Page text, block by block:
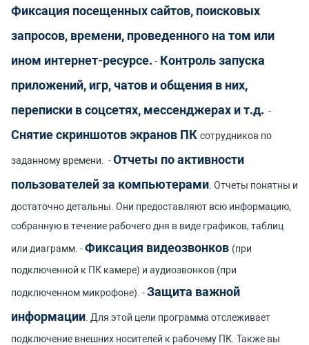
Фиксация посещенных сайтов, поисковых
запросов, времени, проведенного на том или
ином интернет-ресурсе. - Контроль запуска
приложений, игр, чатов и общения в них,
переписки в соцсетях, мессенджерах и т.д. -
Снятие скриншотов экранов ПК сотрудников по
заданному времени. -Отчеты по активности
пользователей за компьютерами . Отчеты понятны и
достаточно детальны. Они предоставляют всю информацию,
собранную в течение рабочего дня в виде графиков, таблиц
или диаграмм. -Фиксация видеозвонков (при
подключенной к ПК камере) и аудиозвонков (при
подключенном микрофоне). -Защита важной
информации . Для этой цели программа отслеживает
подключение внешних носителей к рабочему ПК. Также вы